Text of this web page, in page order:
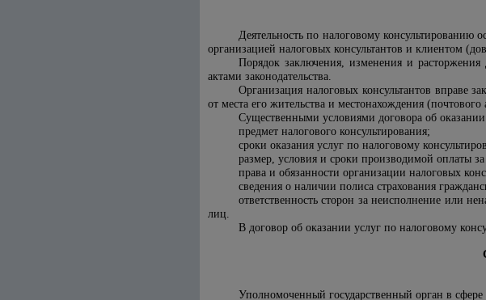
Деятельность по налоговому консультированию
организацией налоговых консультантов и клиентом
Порядок заключения, изменения и
актами законодательства.
Организация налоговых консультантов вправе
от места его жительства и местонахождения (почтового
Существенными условиями договора об
предмет налогового консультирования;
сроки оказания услуг по налоговому
размер, условия и сроки производимой оплаты
права и обязанности организации налоговых
сведения о наличии полиса страхования
ответственность сторон за неисполнение или
лиц.
В договор об оказании услуг по налоговому
Уполномоченный государственный орган в